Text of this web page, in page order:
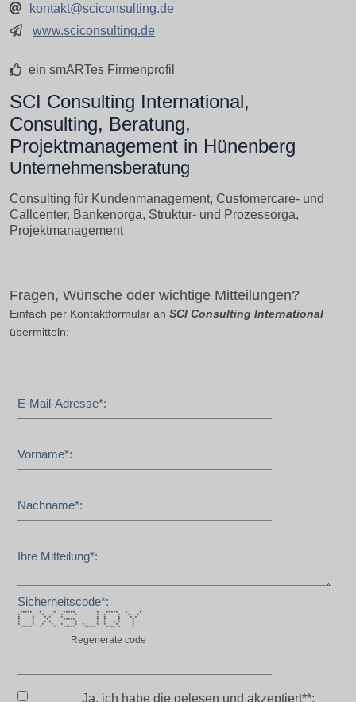
kontakt@sciconsulting.de
www.sciconsulting.de
ein smARTes Firmenprofil
SCI Consulting International,
Consulting, Beratung,
Projektmanagement in Hünenberg
Unternehmensberatung
Consulting für Kundenmanagement, Customercare- und
Callcenter, Bankenorga, Struktur- und Prozessorga,
Projektmanagement
Fragen, Wünsche oder wichtige Mitteilungen?
Einfach per Kontaktformular an SCI Consulting International
übermitteln:
E-Mail-Adresse*:
Vorname*:
Nachname*:
Ihre Mitteilung*:
Sicherheitscode*:
***** * * ***** * ***** * *
* * * * * * * * * * *
* * * * * * * * * *
* * * ***** * * * *
* * * * * * * * * *
* * * * * * * * * * *
***** * * ***** ***** **** * *
Regenerate code
Ja, ich habe die gelesen und akzeptiert**: